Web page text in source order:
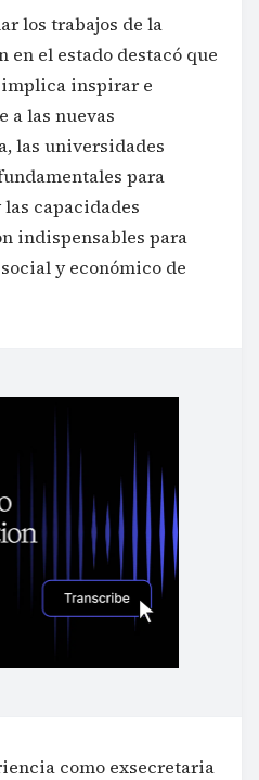
los trabajos de la
en el estado destacó que
inspirar e
a las nuevas
las universidades
para
capacidades
indispensables para
y económico de
como exsecretaria